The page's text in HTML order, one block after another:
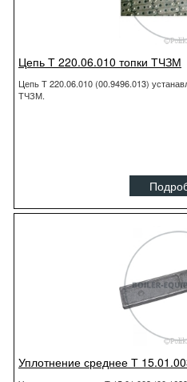
Цепь Т 220.06.010 топки ТЧЗМ
Цепь Т 220.06.010 (00.9496.013)
ТЧЗМ.
Уплотнение среднее Т